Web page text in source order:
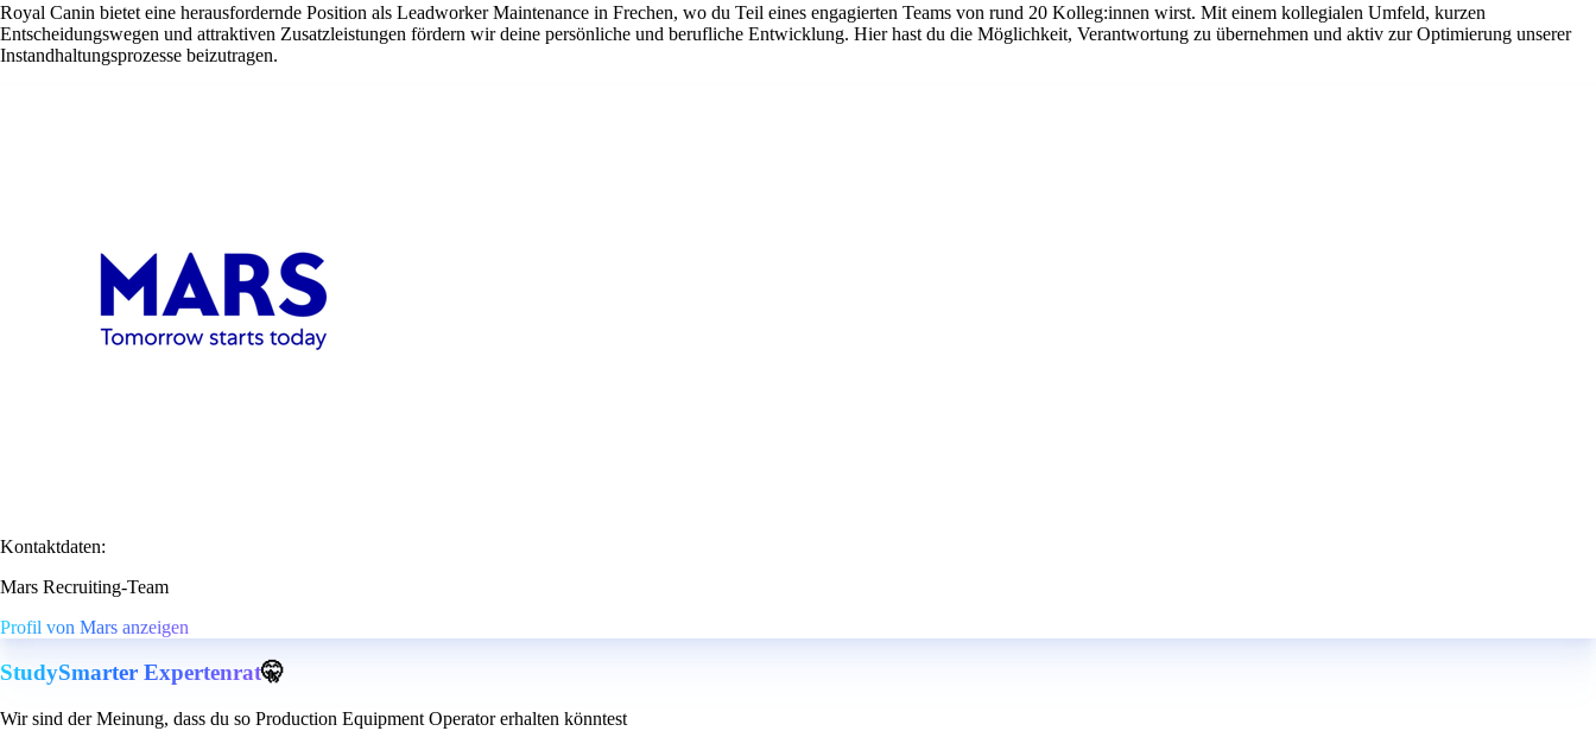
Royal Canin bietet eine herausfordernde Position als Leadworker Maintenance in Frechen, wo du Teil eines engagierten Teams von rund 20 Kolleg:innen wirst. Mit einem kollegialen Umfeld, kurzen
Entscheidungswegen und attraktiven Zusatzleistungen fördern wir deine persönliche und berufliche Entwicklung. Hier hast du die Möglichkeit, Verantwortung zu übernehmen und aktiv zur Optimierung unserer
Instandhaltungsprozesse beizutragen.
Kontaktdaten:
Mars Recruiting-Team
Profil von Mars anzeigen
StudySmarter Expertenrat🤫
Wir sind der Meinung, dass du so Production Equipment Operator erhalten könntest